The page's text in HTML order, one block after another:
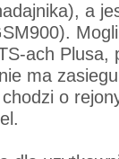
a
ach Plusa,
ma
o